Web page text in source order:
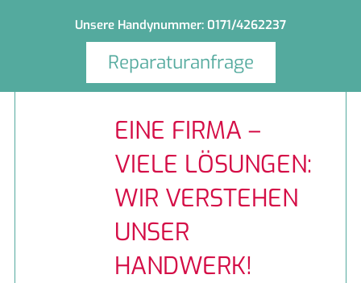
Finanzierung
Top Lieferservice
Miele
Wissenswert
Gerätefibel
ENERGIE SPAREN
Warmwassergeräte
Reparaturanfrage
Unsere Handynummer: 0171/4262237
EINE FIRMA –
VIELE LÖSUNGEN:
WIR VERSTEHEN
UNSER
HANDWERK!